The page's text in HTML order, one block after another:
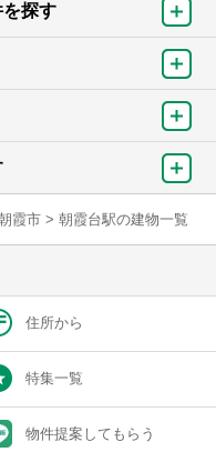
探す
霞市 > 朝霞台駅の建物一覧
住所から
特集一覧
物件提案してもらう